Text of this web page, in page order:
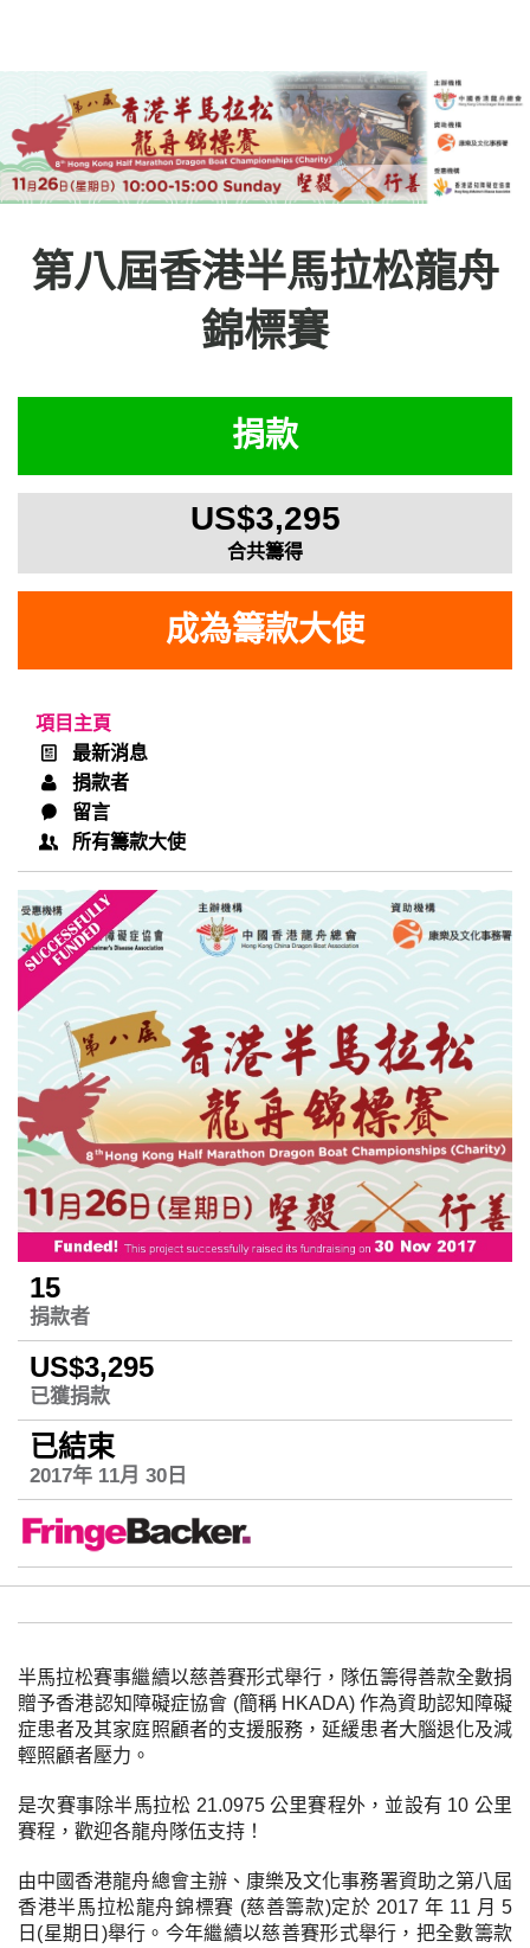
第八屆香港半馬拉松龍舟
錦標賽
捐款
US$3,295
合共籌得
成為籌款大使
項目主頁
最新消息
捐款者
留言
所有籌款大使
15
捐款者
US$3,295
已獲捐款
已結束
2017年 11月 30日
半馬拉松賽事繼續以慈善賽形式舉行，隊伍籌得善款全數捐
贈予香港認知障礙症協會 (簡稱 HKADA) 作為資助認知障礙
症患者及其家庭照顧者的支援服務，延緩患者大腦退化及減
輕照顧者壓力。
是次賽事除半馬拉松 21.0975 公里賽程外，並設有 10 公里
賽程，歡迎各龍舟隊伍支持！
由中國香港龍舟總會主辦、康樂及文化事務署資助之第八屆
香港半馬拉松龍舟錦標賽 (慈善籌款)定於 2017 年 11 月 5
日(星期日)舉行。今年繼續以慈善賽形式舉行，把全數籌款